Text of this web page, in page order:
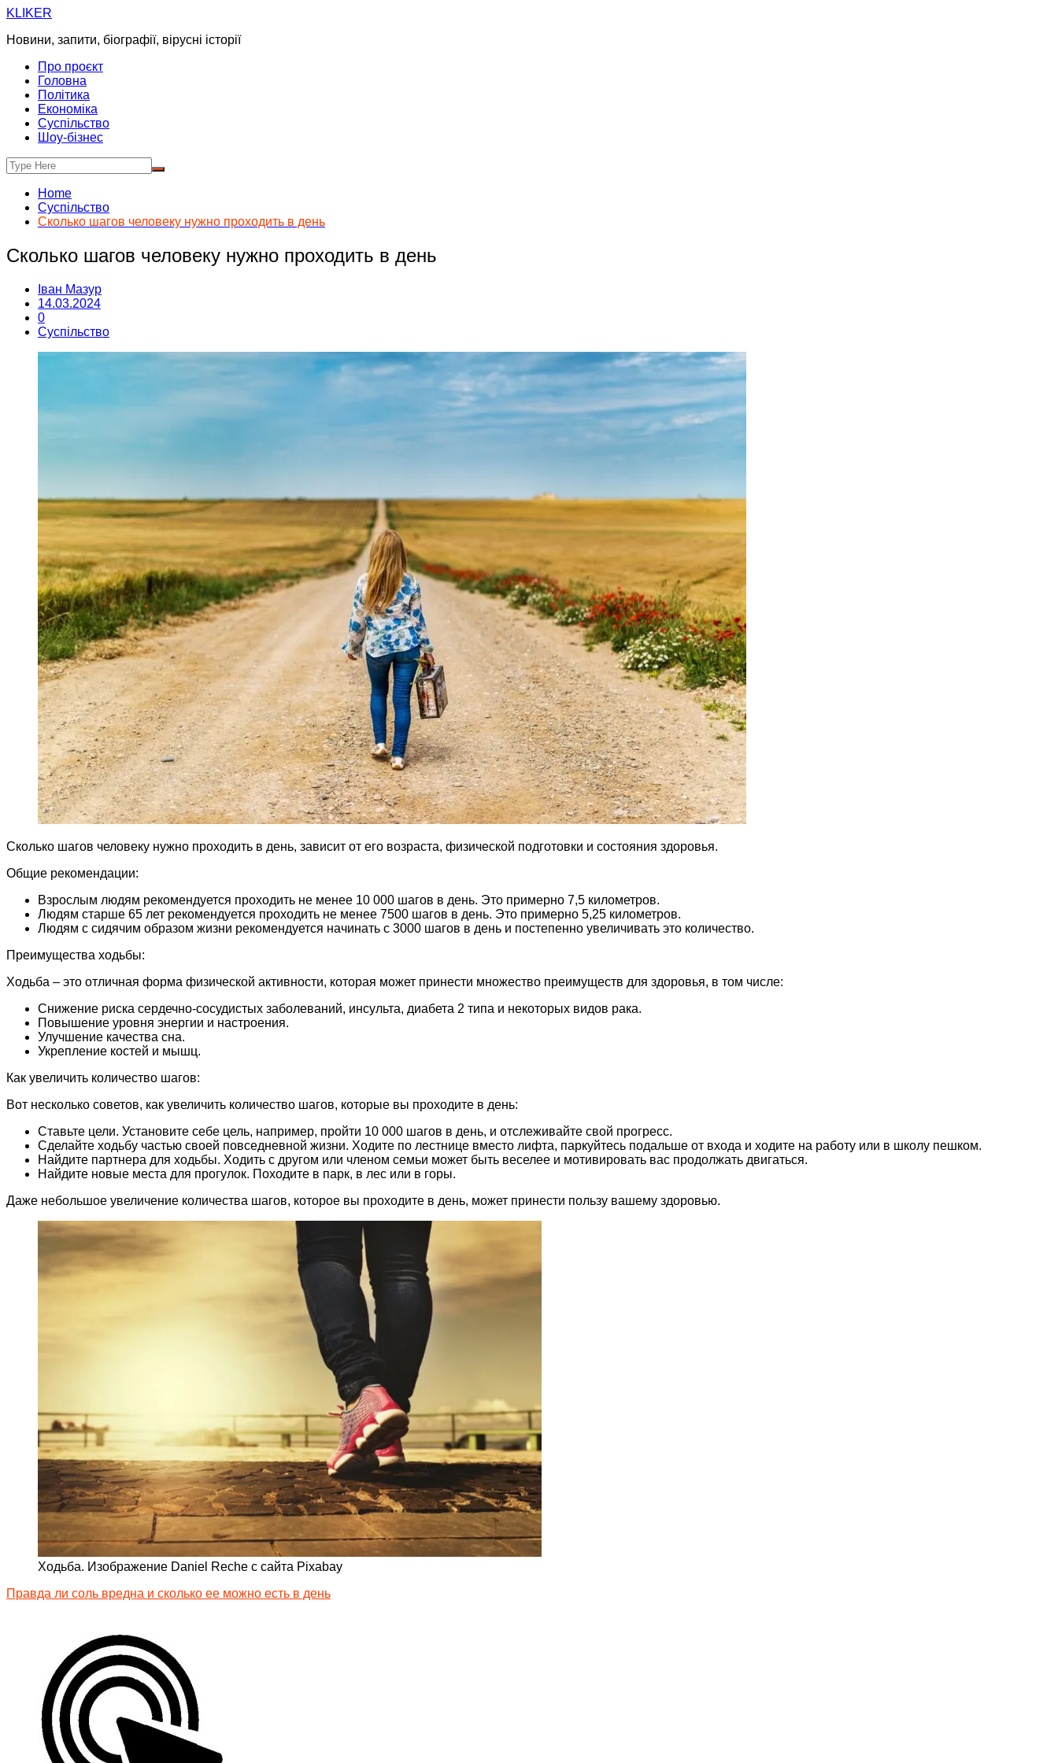
Skip
content
KLIKER
Новини, запити, біографії, вірусні історії
Про проєкт
Головна
Політика
Економіка
Суспільство
Шоу-бізнес
Home
Суспільство
Сколько шагов человеку нужно проходить в день
Сколько шагов человеку нужно проходить в день
Іван Мазур
14.03.2024
0
Суспільство
Сколько шагов человеку нужно проходить в день, зависит от его возраста, физической подготовки и состояния здоровья.
Общие рекомендации:
Взрослым людям рекомендуется проходить не менее 10 000 шагов в день. Это примерно 7,5 километров.
Людям старше 65 лет рекомендуется проходить не менее 7500 шагов в день. Это примерно 5,25 километров.
Людям с сидячим образом жизни рекомендуется начинать с 3000 шагов в день и постепенно увеличивать это количество.
Преимущества ходьбы:
Ходьба – это отличная форма физической активности, которая может принести множество преимуществ для здоровья, в том числе:
Снижение риска сердечно-сосудистых заболеваний, инсульта, диабета 2 типа и некоторых видов рака.
Повышение уровня энергии и настроения.
Улучшение качества сна.
Укрепление костей и мышц.
Как увеличить количество шагов:
Вот несколько советов, как увеличить количество шагов, которые вы проходите в день:
Ставьте цели. Установите себе цель, например, пройти 10 000 шагов в день, и отслеживайте свой прогресс.
Сделайте ходьбу частью своей повседневной жизни. Ходите по лестнице вместо лифта, паркуйтесь подальше от входа и ходите на работу или в школу пешком.
Найдите партнера для ходьбы. Ходить с другом или членом семьи может быть веселее и мотивировать вас продолжать двигаться.
Найдите новые места для прогулок. Походите в парк, в лес или в горы.
Даже небольшое увеличение количества шагов, которое вы проходите в день, может принести пользу вашему здоровью.
Ходьба. Изображение Daniel Reche с сайта Pixabay
Правда ли соль вредна и сколько ее можно есть в день